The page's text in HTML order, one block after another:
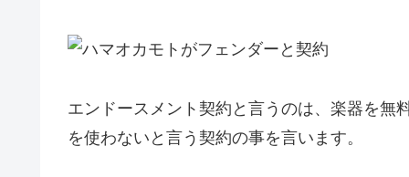
エンドースメント契約と言うのは、楽器を無
を使わないと言う契約の事を言います。